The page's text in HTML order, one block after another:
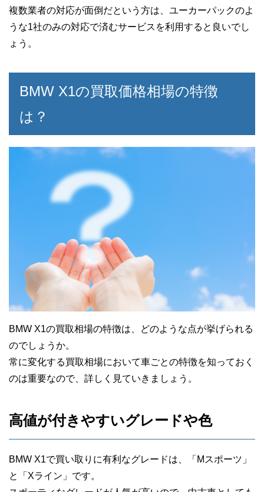
複数業者の対応が面倒だという方は、ユーカーパックのよ
うな1社のみの対応で済むサービスを利用すると良いでし
ょう。
BMW X1の買取価格相場の特徴
は？
BMW X1の買取相場の特徴は、どのような点が挙げられる
のでしょうか。
常に変化する買取相場において車ごとの特徴を知っておく
のは重要なので、詳しく見ていきましょう。
高値が付きやすいグレードや色
BMW X1で買い取りに有利なグレードは、「Mスポーツ」
と「Xライン」です。